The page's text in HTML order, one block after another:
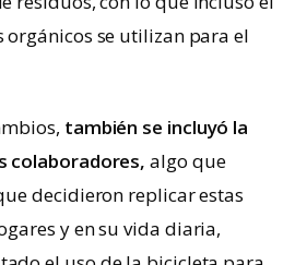
orgánicos se utilizan para el
también se incluyó la
colaboradores, algo que
decidieron replicar estas
y en su vida diaria,